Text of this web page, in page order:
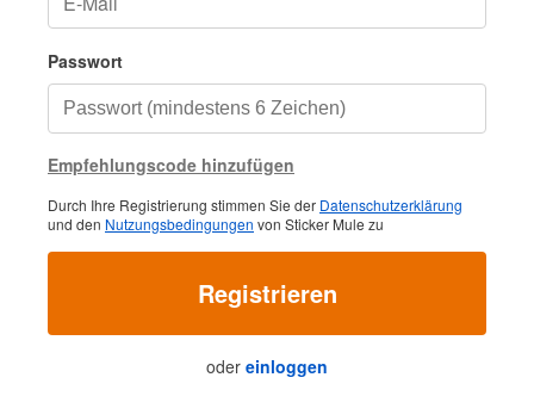
Passwort
Empfehlungscode hinzufügen
Durch Ihre Registrierung stimmen Sie der Datenschutzerklärung
und den Nutzungsbedingungen von Sticker Mule zu
Registrieren
oder einloggen